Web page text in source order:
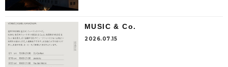
MUSIC & Co.
2026.07.15